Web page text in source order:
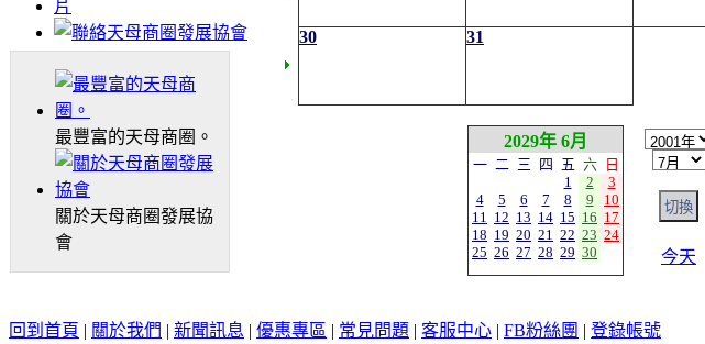
最豐富的天母商圈。
關於天母商圈發展協
會
30 31
2029年 6月
一 二 三 四 五 六
日
1
2
3
4
5 6 7 8 9
10
11 12 13 14 15 16 17
18 19 20 21 22 23 24
25 26 27 28 29 30 今天
回到首頁 | 關於我們 | 新聞訊息 | 優惠專區 | 常見問題 | 客服中心 | FB粉絲團 | 登錄帳號